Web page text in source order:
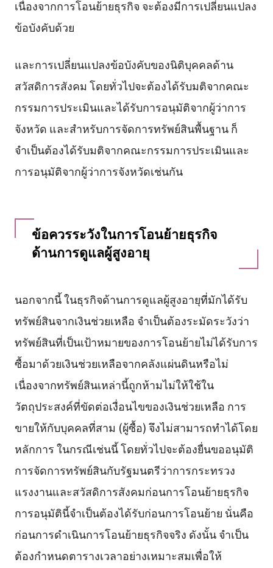
เนื่องจากการโอนย้ายธุรกิจ จะต้องมีการเปลี่ยนแปลง
ข้อบังคับด้วย
และการเปลี่ยนแปลงข้อบังคับของนิติบุคคลด้าน
สวัสดิการสังคม โดยทั่วไปจะต้องได้รับมติจากคณะ
กรรมการประเมินและได้รับการอนุมัติจากผู้ว่าการ
จังหวัด และสำหรับการจัดการทรัพย์สินพื้นฐาน ก็
จำเป็นต้องได้รับมติจากคณะกรรมการประเมินและ
การอนุมัติจากผู้ว่าการจังหวัดเช่นกัน
ข้อควรระวังในการโอนย้ายธุรกิจ
ด้านการดูแลผู้สูงอายุ
นอกจากนี้ ในธุรกิจด้านการดูแลผู้สูงอายุที่มักได้รับ
ทรัพย์สินจากเงินช่วยเหลือ จำเป็นต้องระมัดระวังว่า
ทรัพย์สินที่เป็นเป้าหมายของการโอนย้ายไม่ได้รับการ
ซื้อมาด้วยเงินช่วยเหลือจากคลังแผ่นดินหรือไม่
เนื่องจากทรัพย์สินเหล่านี้ถูกห้ามไม่ให้ใช้ใน
วัตถุประสงค์ที่ขัดต่อเงื่อนไขของเงินช่วยเหลือ การ
ขายให้กับบุคคลที่สาม (ผู้ซื้อ) จึงไม่สามารถทำได้โดย
หลักการ ในกรณีเช่นนี้ โดยทั่วไปจะต้องยื่นขออนุมัติ
การจัดการทรัพย์สินกับรัฐมนตรีว่าการกระทรวง
แรงงานและสวัสดิการสังคมก่อนการโอนย้ายธุรกิจ
การอนุมัตินี้จำเป็นต้องได้รับก่อนการโอนย้าย นั่นคือ
ก่อนการดำเนินการโอนย้ายธุรกิจจริง ดังนั้น จำเป็น
ต้องกำหนดตารางเวลาอย่างเหมาะสมเพื่อให้